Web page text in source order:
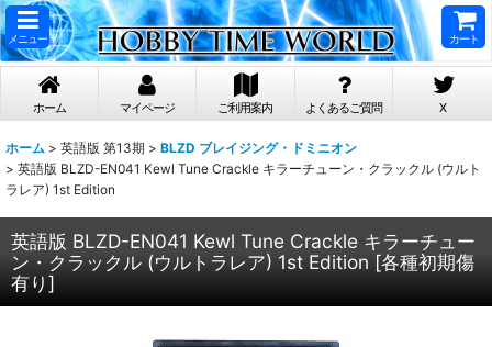
メニュー カート
ホーム マイページ ご利用案内 よくあるご質問 X
ホーム > 英語版 第13期 > BLZD ブレイジング・ドミニオン
> 英語版 BLZD-EN041 Kewl Tune Crackle キラーチューン・クラックル (ウルト
ラレア) 1st Edition
英語版 BLZD-EN041 Kewl Tune Crackle キラーチュー
ン・クラックル (ウルトラレア) 1st Edition [各種初期傷
有り]